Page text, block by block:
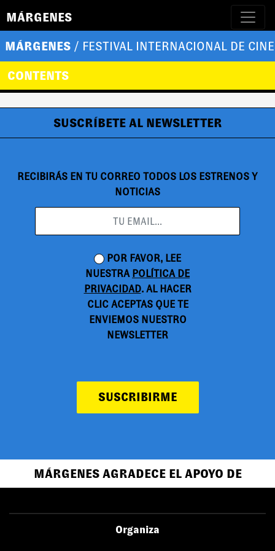
MÁRGENES
MÁRGENES / FESTIVAL INTERNACIONAL DE
CONTENTS
SUSCRÍBETE AL NEWSLETTER
RECIBIRÁS EN TU CORREO TODOS LOS ESTRENOS Y
NOTICIAS
POR FAVOR, LEE
NUESTRA POLÍTICA DE
PRIVACIDAD. AL HACER
CLIC ACEPTAS QUE TE
ENVIEMOS NUESTRO
NEWSLETTER
SUSCRIBIRME
MÁRGENES AGRADECE EL APOYO DE
Organiza